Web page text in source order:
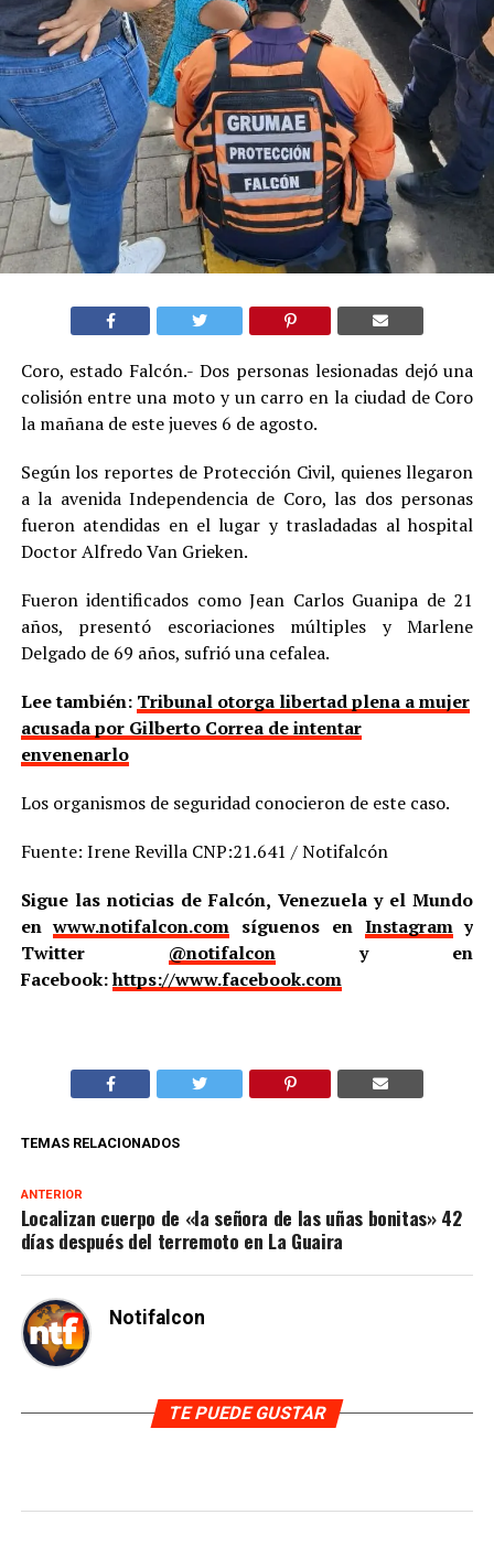
Coro, estado Falcón.- Dos personas lesionadas dejó una
colisión entre una moto y un carro en la ciudad de Coro
la mañana de este jueves 6 de agosto.
Según los reportes de Protección Civil, quienes llegaron
a la avenida Independencia de Coro, las dos personas
fueron atendidas en el lugar y trasladadas al hospital
Doctor Alfredo Van Grieken.
Fueron identificados como Jean Carlos Guanipa de 21
años, presentó escoriaciones múltiples y Marlene
Delgado de 69 años, sufrió una cefalea.
Lee también: Tribunal otorga libertad plena a mujer
acusada por Gilberto Correa de intentar
envenenarlo
Los organismos de seguridad conocieron de este caso.
Fuente: Irene Revilla CNP:21.641 / Notifalcón
Sigue las noticias de Falcón, Venezuela y el Mundo
enwww.notifalcon.com síguenos en Instagramy
Twitter @notifalcony en
Facebook:https://www.facebook.com
TEMAS RELACIONADOS
ANTERIOR
Localizan cuerpo de «la señora de las uñas bonitas» 42
días después del terremoto en La Guaira
Notifalcon
TE PUEDE GUSTAR